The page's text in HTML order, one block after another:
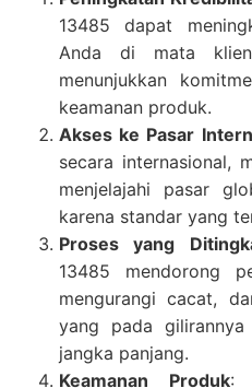
13485 dapat
Anda di mata
menunjukkan
keamanan produk.
Akses ke Pasar
secara internasional,
menjelajahi pasar
karena standar yang
Proses yang
13485 mendorong
mengurangi cacat,
yang pada
jangka panjang.
Keamanan Produk: